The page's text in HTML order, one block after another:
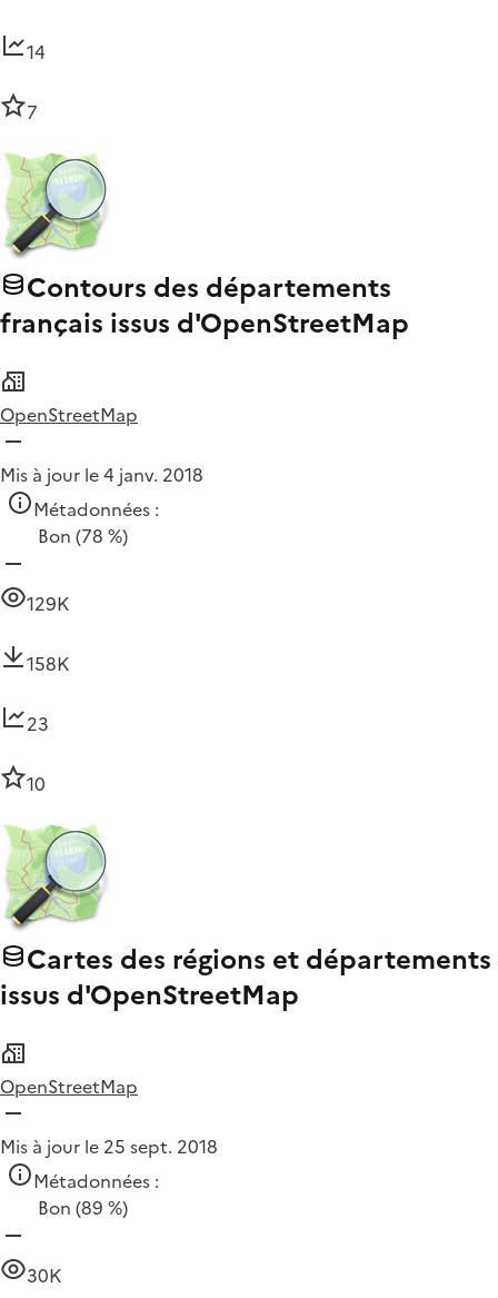
14
7
Contours des départements
français issus d'OpenStreetMap
OpenStreetMap
Mis à jour le 4 janv. 2018
Métadonnées :
Bon (78 %)
129K
158K
23
10
Cartes des régions et départements
issus d'OpenStreetMap
OpenStreetMap
Mis à jour le 25 sept. 2018
Métadonnées :
Bon (89 %)
30K